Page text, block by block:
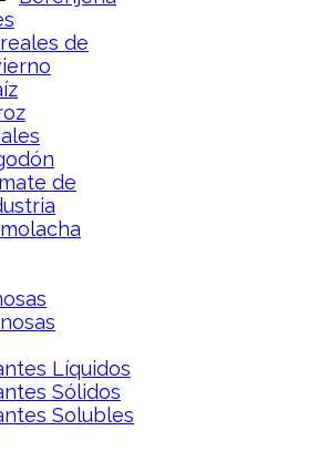
de
de
Líquidos
Sólidos
Solubles